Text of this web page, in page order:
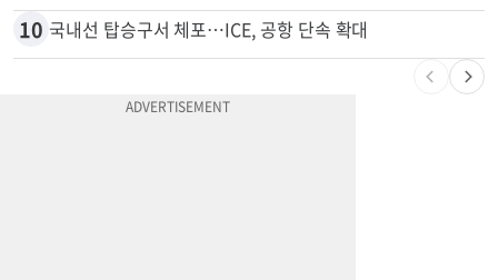
9 계좌만 열어도 최대 5000불…체킹 보너스 무한 경쟁